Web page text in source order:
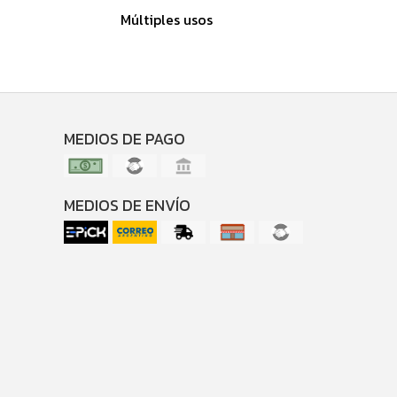
Múltiples usos
MEDIOS DE PAGO
MEDIOS DE ENVÍO